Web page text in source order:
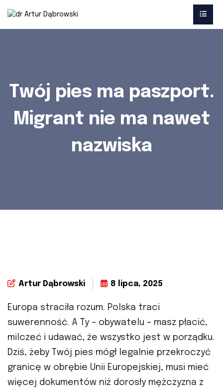
Twój pies ma paszport.
Migrant nie ma nawet
nazwiska
Artur Dąbrowski 8 lipca, 2025
Europa straciła rozum. Polska traci
suwerenność. A Ty – obywatelu – masz płacić,
milczeć i udawać, że wszystko jest w porządku.
Dziś, żeby Twój pies mógł legalnie przekroczyć
granicę w obrębie Unii Europejskiej, musi mieć
więcej dokumentów niż dorosły mężczyzna z